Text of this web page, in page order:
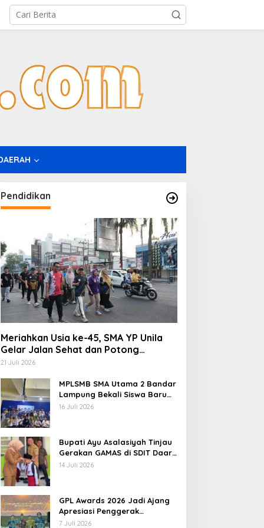
Pendidikan
Meriahkan Usia ke-45, SMA YP Unila
Gelar Jalan Sehat dan Potong
Tumpeng
21 Juli 2026
MPLSMB SMA Utama 2 Bandar
Lampung Bekali Siswa Baru
Literasi Digital, Jurnalistik,
16 Juli 2026
Bupati Ayu Asalasiyah Tinjau
Gerakan GAMAS di SDIT Daar
‘Ilmi
14 Juli 2026
GPL Awards 2026 Jadi Ajang
Apresiasi Penggerak
Pendidikan Muda Lampung
7 Juli 2026